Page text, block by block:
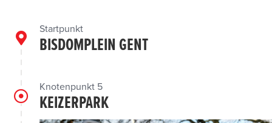
Startpunkt
BISDOMPLEIN GENT
Knotenpunkt 5
KEIZERPARK